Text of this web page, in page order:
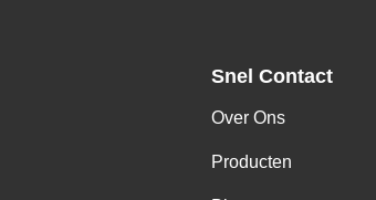
Snel Contact
Over Ons
Producten